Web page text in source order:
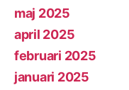
maj 2025
april 2025
februari 2025
januari 2025